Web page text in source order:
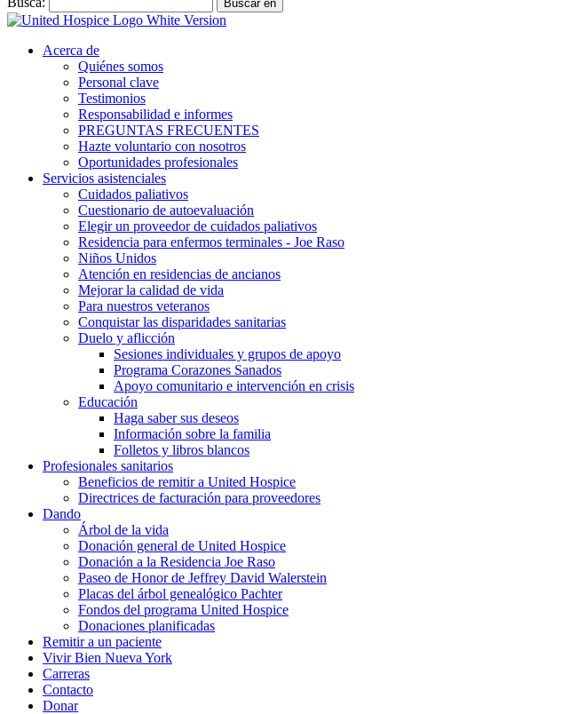
Acerca de
Quiénes somos
Personal clave
Testimonios
Responsabilidad e informes
PREGUNTAS FRECUENTES
Hazte voluntario con nosotros
Oportunidades profesionales
Servicios asistenciales
Cuidados paliativos
Cuestionario de autoevaluación
Elegir un proveedor de cuidados paliativos
Residencia para enfermos terminales - Joe Raso
Niños Unidos
Atención en residencias de ancianos
Mejorar la calidad de vida
Para nuestros veteranos
Conquistar las disparidades sanitarias
Duelo y aflicción
Sesiones individuales y grupos de apoyo
Programa Corazones Sanados
Apoyo comunitario e intervención en crisis
Educación
Haga saber sus deseos
Información sobre la familia
Folletos y libros blancos
Profesionales sanitarios
Beneficios de remitir a United Hospice
Directrices de facturación para proveedores
Dando
Árbol de la vida
Donación general de United Hospice
Donación a la Residencia Joe Raso
Paseo de Honor de Jeffrey David Walerstein
Placas del árbol genealógico Pachter
Fondos del programa United Hospice
Donaciones planificadas
Remitir a un paciente
Vivir Bien Nueva York
Carreras
Contacto
Donar